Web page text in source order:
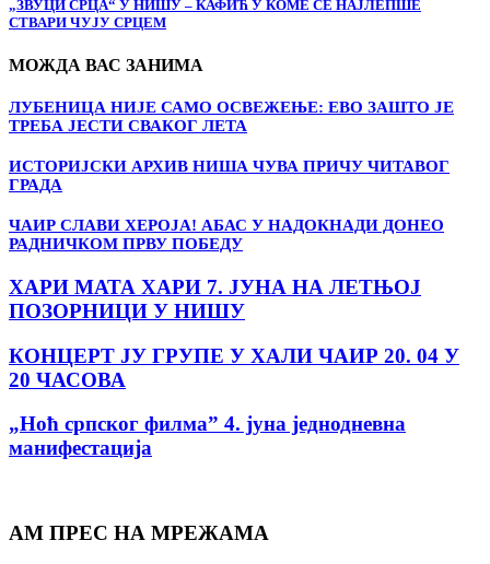
„ЗВУЦИ СРЦА“ У НИШУ – КАФИЋ У КОМЕ СЕ НАЈЛЕПШЕ
СТВАРИ ЧУЈУ СРЦЕМ
МОЖДА ВАС ЗАНИМА
ЛУБЕНИЦА НИЈЕ САМО ОСВЕЖЕЊЕ: ЕВО ЗАШТО ЈЕ
ТРЕБА ЈЕСТИ СВАКОГ ЛЕТА
ИСТОРИЈСКИ АРХИВ НИША ЧУВА ПРИЧУ ЧИТАВОГ
ГРАДА
ЧАИР СЛАВИ ХЕРОЈА! АБАС У НАДОКНАДИ ДОНЕО
РАДНИЧКОМ ПРВУ ПОБЕДУ
ХАРИ МАТА ХАРИ 7. ЈУНА НА ЛЕТЊОЈ
ПОЗОРНИЦИ У НИШУ
КОНЦЕРТ ЈУ ГРУПЕ У ХАЛИ ЧАИР 20. 04 У
20 ЧАСОВА
„Ноћ српског филма” 4. јуна jеднодневна
манифестација
АМ ПРЕС НА МРЕЖАМА